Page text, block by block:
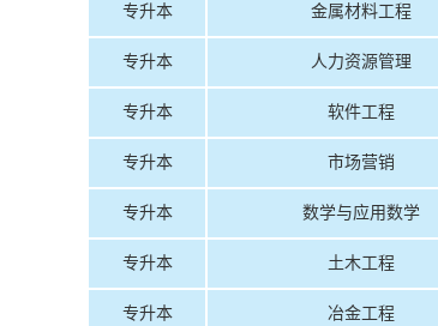
专升本 金属材料工程
专升本 人力资源管理
专升本 软件工程
专升本 市场营销
专升本 数学与应用数学
专升本 土木工程
专升本 冶金工程